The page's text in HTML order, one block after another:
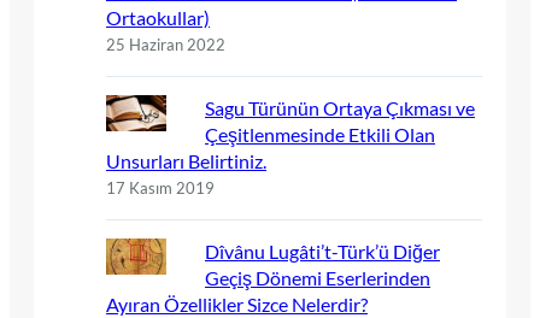
Ortaokullar)
25 Haziran 2022
Sagu Türünün Ortaya Çıkması ve
Çeşitlenmesinde Etkili Olan
Unsurları Belirtiniz.
17 Kasım 2019
Dîvânu Lugâti’t-Türk’ü Diğer
Geçiş Dönemi Eserlerinden
Ayıran Özellikler Sizce Nelerdir?